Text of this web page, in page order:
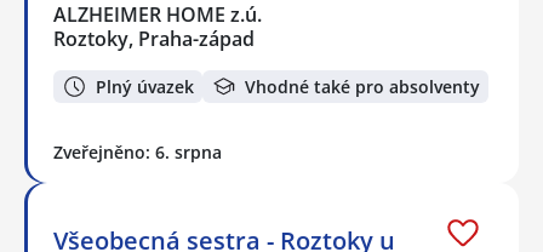
ALZHEIMER HOME z.ú.
Roztoky, Praha-západ
Plný úvazek Vhodné také pro absolventy
Zveřejněno: 6. srpna
Všeobecná sestra - Roztoky u